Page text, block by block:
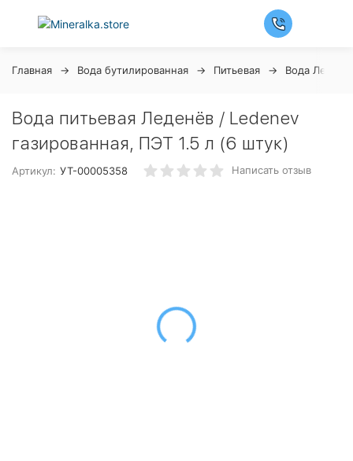
Главная Вода бутилированная Питьевая Вода
Вода питьевая Леденёв / Ledenev
газированная, ПЭТ 1.5 л (6 штук)
Артикул: УТ-00005358 Написать отзыв